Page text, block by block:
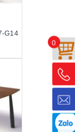
G14
0